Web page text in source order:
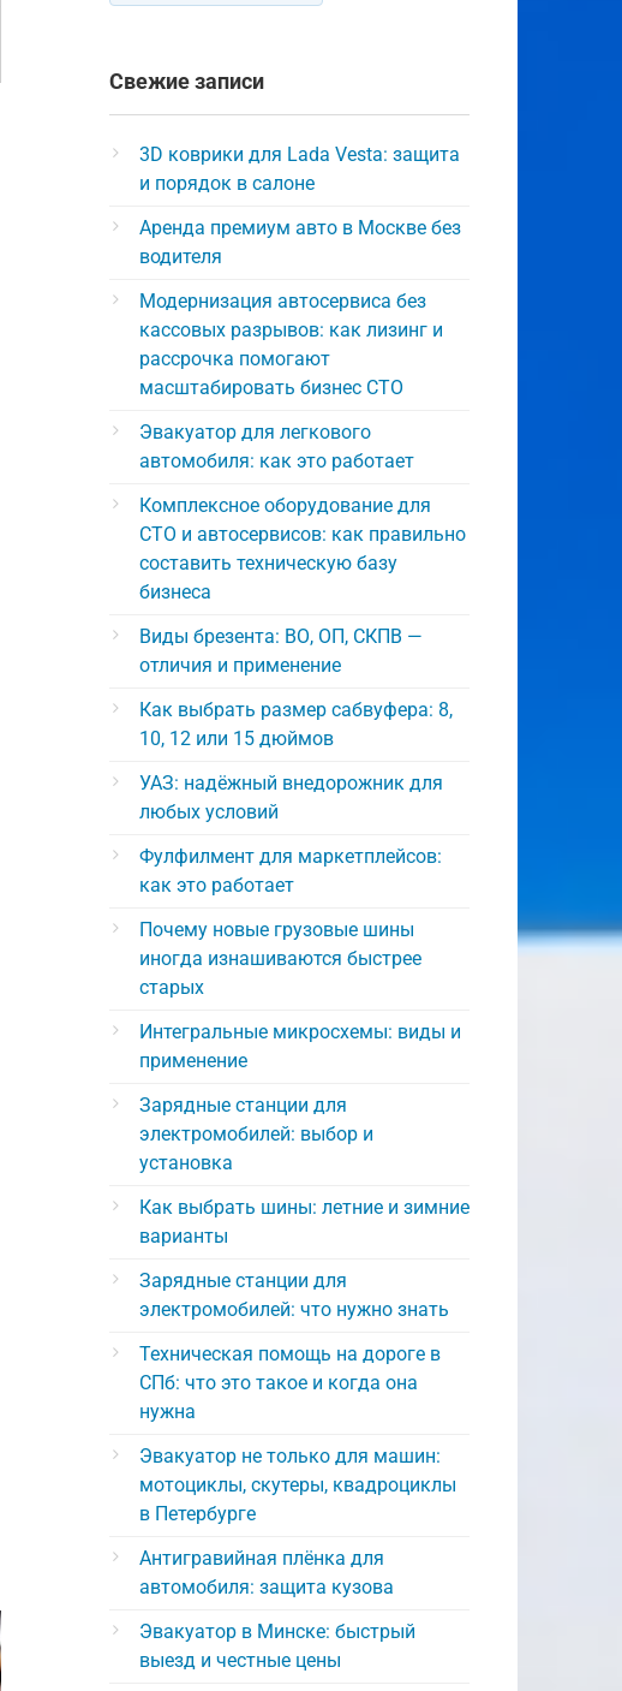
Свежие записи
3D коврики для Lada Vesta: защита
и порядок в салоне
Аренда премиум авто в Москве без
водителя
Модернизация автосервиса без
кассовых разрывов: как лизинг и
рассрочка помогают
масштабировать бизнес СТО
Эвакуатор для легкового
автомобиля: как это работает
Комплексное оборудование для
СТО и автосервисов: как правильно
составить техническую базу
бизнеса
Виды брезента: ВО, ОП, СКПВ —
отличия и применение
Как выбрать размер сабвуфера: 8,
10, 12 или 15 дюймов
УАЗ: надёжный внедорожник для
любых условий
Фулфилмент для маркетплейсов:
как это работает
Почему новые грузовые шины
иногда изнашиваются быстрее
старых
Интегральные микросхемы: виды и
применение
Зарядные станции для
электромобилей: выбор и
установка
Как выбрать шины: летние и зимние
варианты
Зарядные станции для
электромобилей: что нужно знать
Техническая помощь на дороге в
СПб: что это такое и когда она
нужна
Эвакуатор не только для машин:
мотоциклы, скутеры, квадроциклы
в Петербурге
Антигравийная плёнка для
автомобиля: защита кузова
Эвакуатор в Минске: быстрый
выезд и честные цены